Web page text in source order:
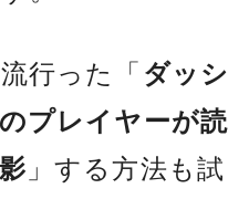
行った「 ダッシ
プレイヤーが読
」する方法も試